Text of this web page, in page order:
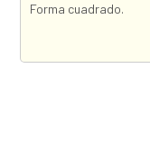
Forma cuadrado.